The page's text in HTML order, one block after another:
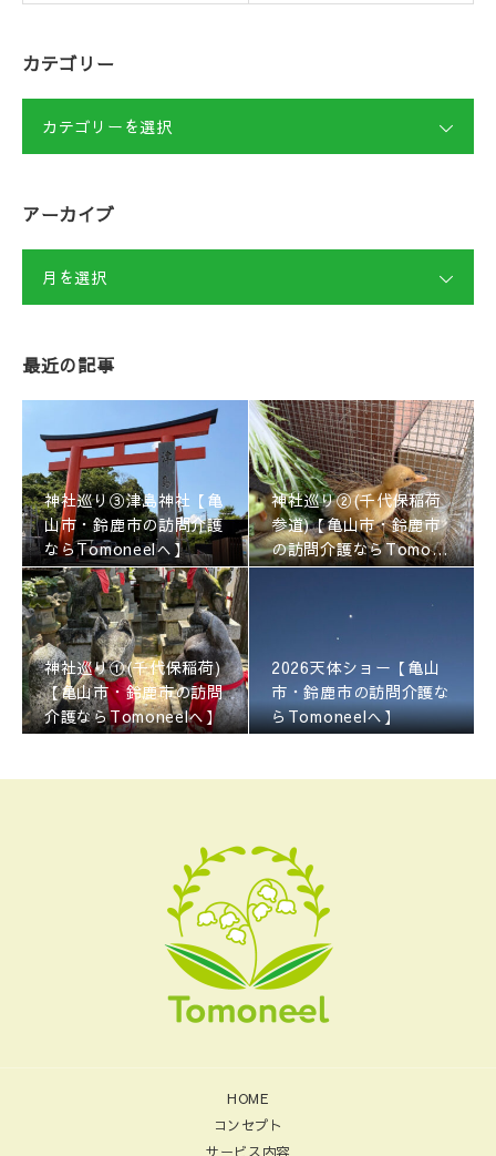
カテゴリー
カテゴリーを選択
アーカイブ
月を選択
最近の記事
神社巡り③津島神社【亀
山市・鈴鹿市の訪問介護
ならTomoneelへ】
神社巡り②(千代保稲荷
参道)【亀山市・鈴鹿市
の訪問介護ならTomone
elへ】
神社巡り①(千代保稲荷)
【亀山市・鈴鹿市の訪問
介護ならTomoneelへ】
2026天体ショー【亀山
市・鈴鹿市の訪問介護な
らTomoneelへ】
HOME
コンセプト
サービス内容